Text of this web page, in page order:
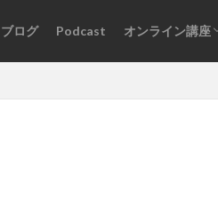
ブログ Podcast オンライン講座